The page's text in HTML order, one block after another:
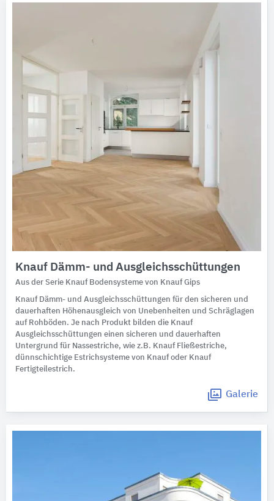
CAD-Details
Architekturobjekte
Expertenprofile
Knauf Dämm- und Ausgleichsschüttungen
Aus der Serie Knauf Bodensysteme von Knauf Gips
Knauf Dämm- und Ausgleichsschüttungen für den sicheren und
dauerhaften Höhenausgleich von Unebenheiten und Schräglagen
auf Rohböden. Je nach Produkt bilden die Knauf
Ausgleichsschüttungen einen sicheren und dauerhaften
Untergrund für Nassestriche, wie z.B. Knauf Fließestriche,
dünnschichtige Estrichsysteme von Knauf oder Knauf
Fertigteilestrich.
Galerie